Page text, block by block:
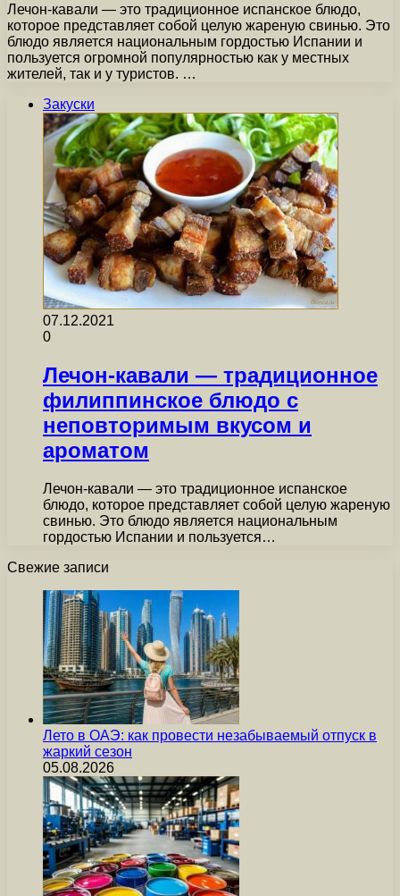
Лечон-кавали — это традиционное испанское блюдо,
которое представляет собой целую жареную свинью. Это
блюдо является национальным гордостью Испании и
пользуется огромной популярностью как у местных
жителей, так и у туристов. …
Закуски
07.12.2021
0
Лечон-кавали — традиционное
филиппинское блюдо с
неповторимым вкусом и
ароматом
Лечон-кавали — это традиционное испанское
блюдо, которое представляет собой целую жареную
свинью. Это блюдо является национальным
гордостью Испании и пользуется…
Свежие записи
Лето в ОАЭ: как провести незабываемый отпуск в
жаркий сезон
05.08.2026